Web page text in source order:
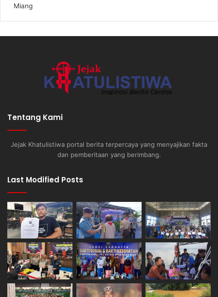
Miang
Tentang Kami
Jejak Khatulistiwa portal berita terpercaya yang menyajikan fakta
dan pemberitaan yang berimbang.
Last Modified Posts